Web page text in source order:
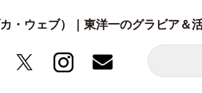
・ウェブ）｜東洋一のグラビア＆